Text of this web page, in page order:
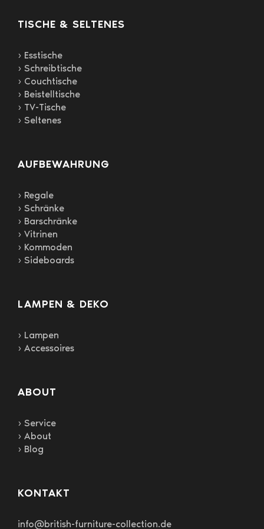
TISCHE & SELTENES
› Esstische
› Schreibtische
› Couchtische
› Beistelltische
› TV-Tische
› Seltenes
AUFBEWAHRUNG
› Regale
› Schränke
› Barschränke
› Vitrinen
› Kommoden
› Sideboards
LAMPEN & DEKO
› Lampen
› Accessoires
ABOUT
› Service
› About
› Blog
KONTAKT
info@british-furniture-collection.de